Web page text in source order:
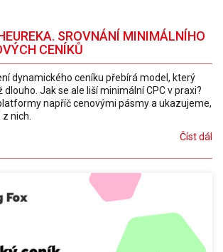
SROVNÁNÍ MINIMÁLNÍHO
CENÍKŮ
dynamického ceníku přebírá model, který
dlouho. Jak se ale liší minimální CPC v praxi?
napříč cenovými pásmy a ukazujeme,
nich.
Číst dál